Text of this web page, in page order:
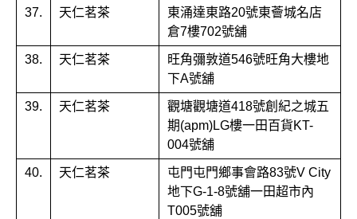
37. 天仁茗茶
東涌達東路20號東薈城名店
倉7樓702號舖
38. 天仁茗茶
旺角彌敦道546號旺角大樓地
下A號舖
39. 天仁茗茶
觀塘觀塘道418號創紀之城五
期(apm)LG樓一田百貨KT-
004號舖
40. 天仁茗茶
屯門屯門鄉事會路83號V City
地下G-1-8號舖一田超市內
T005號舖